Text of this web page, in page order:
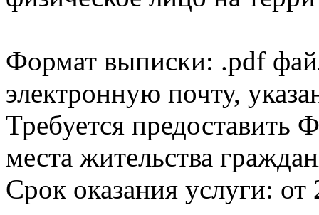
Формат выписки: .pdf
электронную почту,
Требуется
места жительства
Срок оказания услуги: от